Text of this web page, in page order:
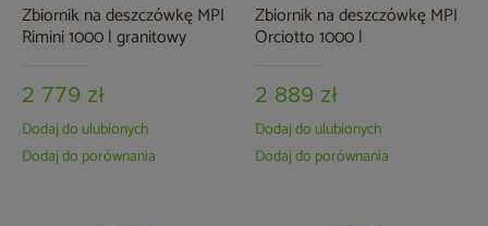
Zbiornik na deszczówkę MPI
Rimini 1000 l granitowy
2 779 zł
Dodaj do ulubionych
Dodaj do porównania
Zbiornik na deszczówkę MPI
Orciotto 1000 l
2 889 zł
Dodaj do ulubionych
Dodaj do porównania